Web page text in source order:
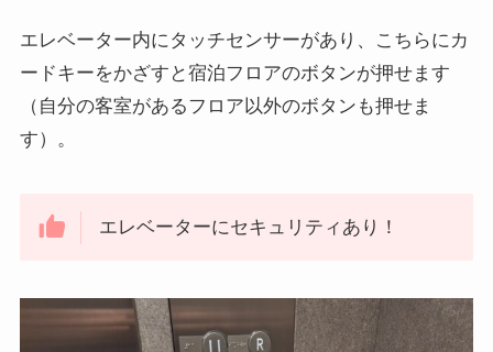
エレベーター内にタッチセンサーがあり、こちらにカ
ードキーをかざすと宿泊フロアのボタンが押せます
（自分の客室があるフロア以外のボタンも押せま
す）。
エレベーターにセキュリティあり！